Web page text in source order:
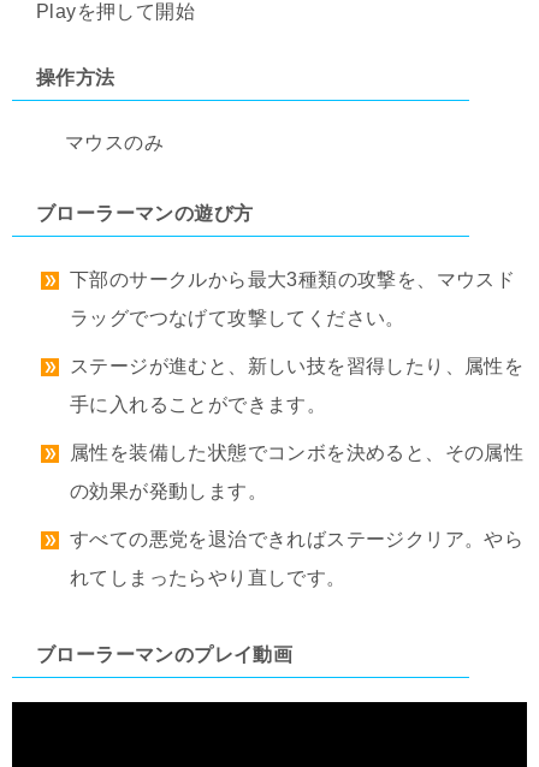
Playを押して開始
操作方法
マウスのみ
ブローラーマンの遊び方
下部のサークルから最大3種類の攻撃を、マウスド
ラッグでつなげて攻撃してください。
ステージが進むと、新しい技を習得したり、属性を
手に入れることができます。
属性を装備した状態でコンボを決めると、その属性
の効果が発動します。
すべての悪党を退治できればステージクリア。やら
れてしまったらやり直しです。
ブローラーマンのプレイ動画